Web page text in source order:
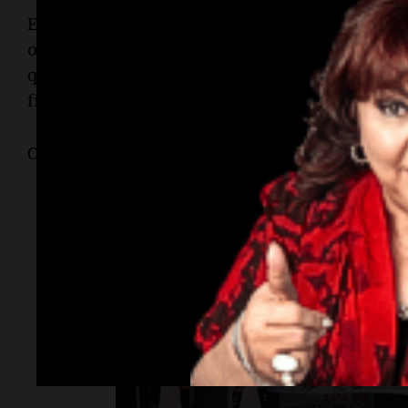
Entre los participantes predominó el
obviamente. Esperamos poder ganarle, porque
queremos ganarle a mi padre y ella a su
fila junto a su hija.
Otros fanáticos también se mostraron